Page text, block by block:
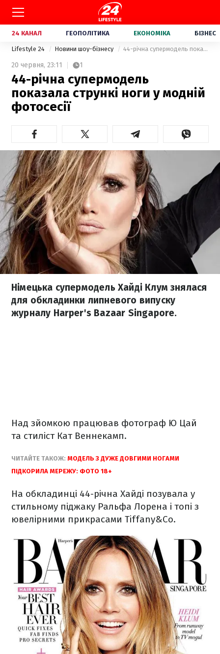
24 КАНАЛ ГЕОПОЛІТИКА ЕКОНОМІКА БІЗНЕС
Lifestyle 24 Новини шоу-бізнесу 44-річна супермодель показала стрункі ноги у модній фотосесії
20 червня, 23:11 1
44-річна супермодель
показала стрункі ноги у модній
фотосесії
Німецька супермодель Хайді Клум знялася
для обкладинки липневого випуску
журналу Harper's Bazaar Singapore.
Над зйомкою працював фотограф Ю Цай
та стиліст Кат Веннекамп.
ЧИТАЙТЕ ТАКОЖ: МОДЕЛЬ З ДУЖЕ ДОВГИМИ НОГАМИ
ПІДКОРИЛА МЕРЕЖУ: ФОТО 18+
На обкладинці 44-річна Хайді позувала у
стильному піджаку Ральфа Лорена і топі з
ювелірними прикрасами Tiffany&Co.